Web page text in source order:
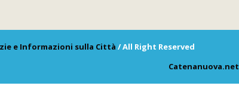
e Informazioni sulla Città / All Right Reserved
Catenanuova.net